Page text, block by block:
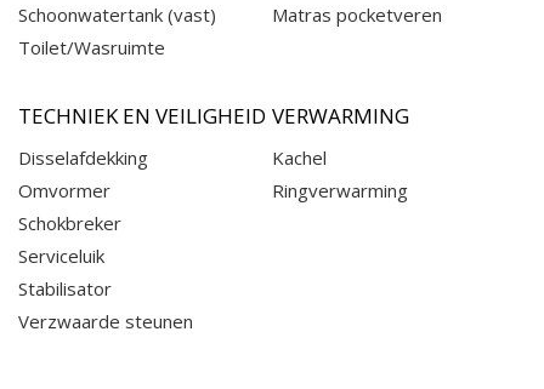
Schoonwatertank (vast)
Toilet/Wasruimte
Matras pocketveren
TECHNIEK EN VEILIGHEID
Disselafdekking
Omvormer
Schokbreker
Serviceluik
Stabilisator
Verzwaarde steunen
VERWARMING
Kachel
Ringverwarming